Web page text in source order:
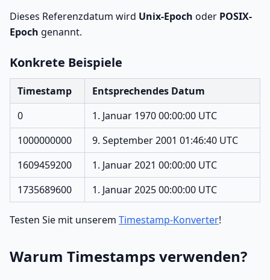
Dieses Referenzdatum wird Unix-Epoch oder POSIX-
Epoch genannt.
Konkrete Beispiele
Timestamp
Entsprechendes Datum
0
1. Januar 1970 00:00:00 UTC
1000000000
9. September 2001 01:46:40 UTC
1609459200
1. Januar 2021 00:00:00 UTC
1735689600
1. Januar 2025 00:00:00 UTC
Testen Sie mit unserem Timestamp-Konverter!
Warum Timestamps verwenden?